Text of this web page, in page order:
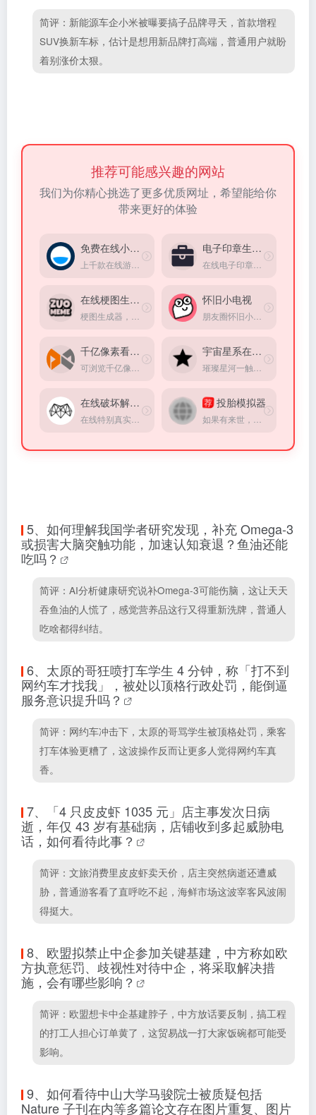
简评：新能源车企小米被曝要搞子品牌寻天，首款增程
SUV换新车标，估计是想用新品牌打高端，普通用户就盼
着别涨价太狠。
推荐可能感兴趣的网站
我们为你精心挑选了更多优质网址，希望能给你
带来更好的体验
免费在线小游戏 电子印章生成器
在线梗图生成器 怀旧小电视
千亿像素看中国 宇宙星系在线观赏
在线破坏解压器 荐 投胎模拟器
5、 如何理解我国学者研究发现，补充 Omega-3
或损害大脑突触功能，加速认知衰退？鱼油还能
吃吗？
简评：AI分析健康研究说补Omega-3可能伤脑，这让天天
吞鱼油的人慌了，感觉营养品这行又得重新洗牌，普通人
吃啥都得纠结。
6、 太原的哥狂喷打车学生 4 分钟，称「打不到
网约车才找我」，被处以顶格行政处罚，能倒逼
服务意识提升吗？
简评：网约车冲击下，太原的哥骂学生被顶格处罚，乘客
打车体验更糟了，这波操作反而让更多人觉得网约车真
香。
7、
「4 只皮皮虾 1035 元」店主事发次日病
逝，年仅 43 岁有基础病，店铺收到多起威胁电
话，如何看待此事？
简评：文旅消费里皮皮虾卖天价，店主突然病逝还遭威
胁，普通游客看了直呼吃不起，海鲜市场这波宰客风波闹
得挺大。
8、 欧盟拟禁止中企参加关键基建，中方称如欧
方执意惩罚、歧视性对待中企，将采取解决措
施，会有哪些影响？
简评：欧盟想卡中企基建脖子，中方放话要反制，搞工程
的打工人担心订单黄了，这贸易战一打大家饭碗都可能受
影响。
9、 如何看待中山大学马骏院士被质疑包括
Nature 子刊在内等多篇论文存在图片重复、图片